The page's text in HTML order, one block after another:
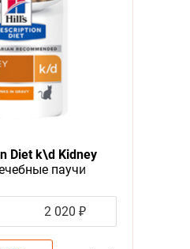
Diet k\d Kidney
паучи
Курица (цена
2 020 ₽